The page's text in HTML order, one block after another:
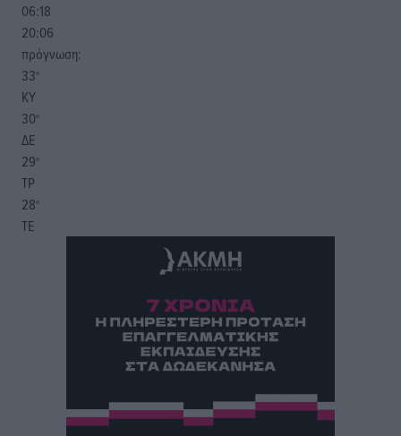
06:18
20:06
πρόγνωση:
33°
ΚΥ
30°
ΔΕ
29°
ΤΡ
28°
ΤΕ